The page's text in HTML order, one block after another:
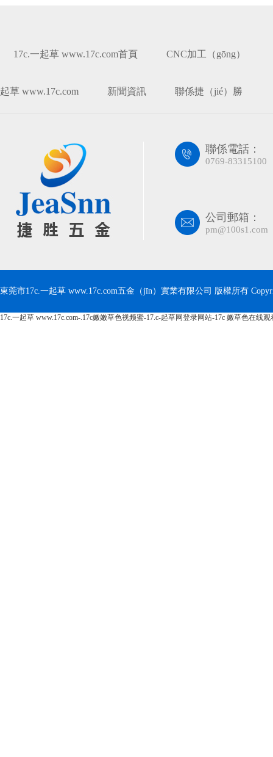
17c.一起草 www.17c.com首頁 CNC加工（gōng）
起草 www.17c.com 新聞資訊 聯係捷（jié）勝
聯係電話：
0769-83315100
公司郵箱：
pm@100s1.com
東莞市17c.一起草 www.17c.com五金（jīn）實業有限公司 版權所有
17c.一起草 www.17c.com-.17c嫩嫩草色视频蜜-17.c-起草网登录网站-17c 嫩草色在线观